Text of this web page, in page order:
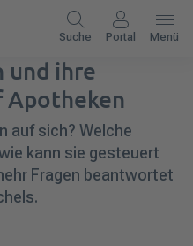
Suche Portal Menü
und ihre
Apotheken
auf sich? Welche
kann sie gesteuert
Fragen beantwortet